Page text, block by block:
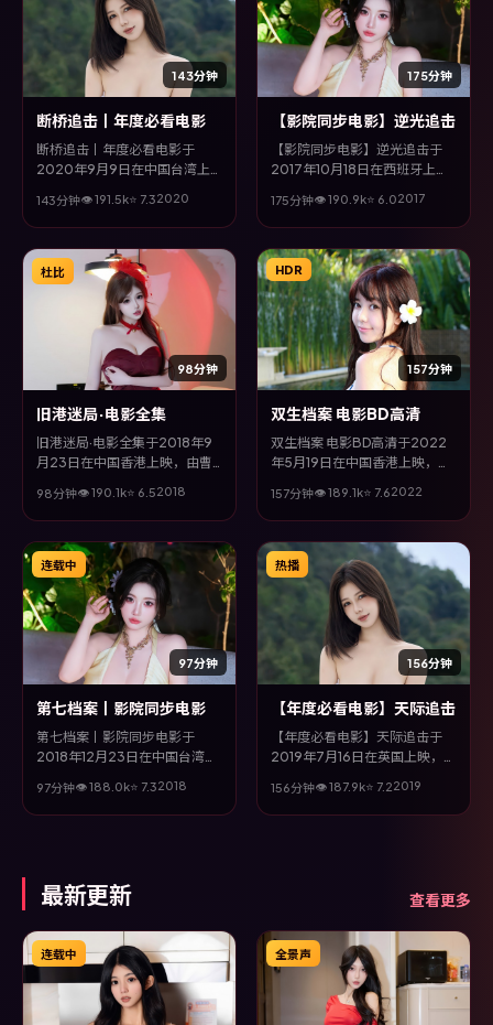
143分钟
断桥追击丨年度必看电影
断桥追击丨年度必看电影于
2020年9月9日在中国台湾上
丽颖、赵又廷、孔刘等主演。全
片以动作类型为主线，改编自真
实事件与社会议题，兼具娱乐性
与思考空间。
143分钟👁191.5k⭐ 7.32020
175分钟
【影院同步电影】逆光追击
【影院同步电影】逆光追击于
2017年10月18日在西班牙上
菲、李政宰、松坂桃李等主演。
全片以冒险类型为主线，在时代
洪流与个体抉择之间，故事层层
推进，节奏紧凑而不失细腻。
175分钟👁190.9k⭐ 6.02017
98分钟
杜比
旧港迷局·电影全集
旧港迷局·电影全集于2018年9
月23日在中国香港上映，由曹
等主演。全片以喜剧类型为主
线，改编自真实事件与社会议
题，兼具娱乐性与思考空间。
98分钟👁190.1k⭐ 6.52018
157分钟
HDR
双生档案 电影BD高清
双生档案 电影BD高清于2022
年5月19日在中国香港上映，由
坂桃李、李政宰等主演。全片以
传记类型为主线，在时代洪流与
个体抉择之间，故事层层推进，
节奏紧凑而不失细腻。
157分钟👁189.1k⭐ 7.62022
97分钟
连载中
第七档案丨影院同步电影
第七档案丨影院同步电影于
2018年12月23日在中国台湾上
巩俐、孔刘等主演。全片以奇幻
类型为主线，影片以冷峻镜头与
97分钟👁188.0k⭐ 7.32018
156分钟
热播
【年度必看电影】天际追击
【年度必看电影】天际追击于
2019年7月16日在英国上映，由
俪、安藤樱等主演。全片以科幻
类型为主线，视听语言大胆实
156分钟👁187.9k⭐ 7.22019
最新更新 查看更多
连载中 全景声